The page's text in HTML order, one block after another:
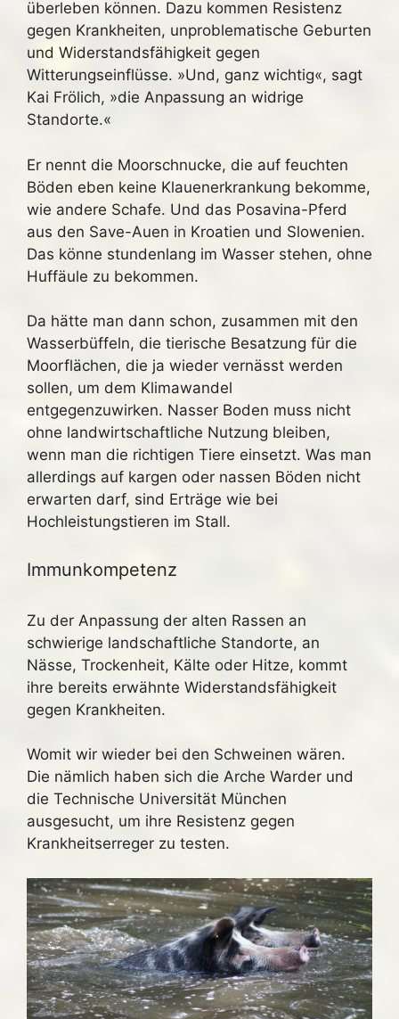
überleben können. Dazu kommen Resistenz
gegen Krankheiten, unproblematische Geburten
und Widerstandsfähigkeit gegen
Witterungseinflüsse. »Und, ganz wichtig«, sagt
Kai Frölich, »die Anpassung an widrige
Standorte.«
Er nennt die Moorschnucke, die auf feuchten
Böden eben keine Klauenerkrankung bekomme,
wie andere Schafe. Und das Posavina-Pferd
aus den Save-Auen in Kroatien und Slowenien.
Das könne stundenlang im Wasser stehen, ohne
Huffäule zu bekommen.
Da hätte man dann schon, zusammen mit den
Wasserbüffeln, die tierische Besatzung für die
Moorflächen, die ja wieder vernässt werden
sollen, um dem Klimawandel
entgegenzuwirken. Nasser Boden muss nicht
ohne landwirtschaftliche Nutzung bleiben,
wenn man die richtigen Tiere einsetzt. Was man
allerdings auf kargen oder nassen Böden nicht
erwarten darf, sind Erträge wie bei
Hochleistungstieren im Stall.
Immunkompetenz
Zu der Anpassung der alten Rassen an
schwierige landschaftliche Standorte, an
Nässe, Trockenheit, Kälte oder Hitze, kommt
ihre bereits erwähnte Widerstandsfähigkeit
gegen Krankheiten.
Womit wir wieder bei den Schweinen wären.
Die nämlich haben sich die Arche Warder und
die Technische Universität München
ausgesucht, um ihre Resistenz gegen
Krankheitserreger zu testen.